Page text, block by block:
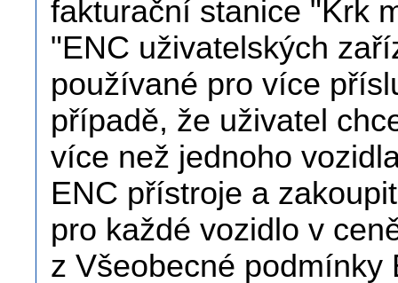
fakturační stanice "Krk
"ENC uživatelských
používané pro více
případě, že uživatel
více než jednoho
ENC přístroje a
pro každé vozidlo v
z Všeobecné podmínky